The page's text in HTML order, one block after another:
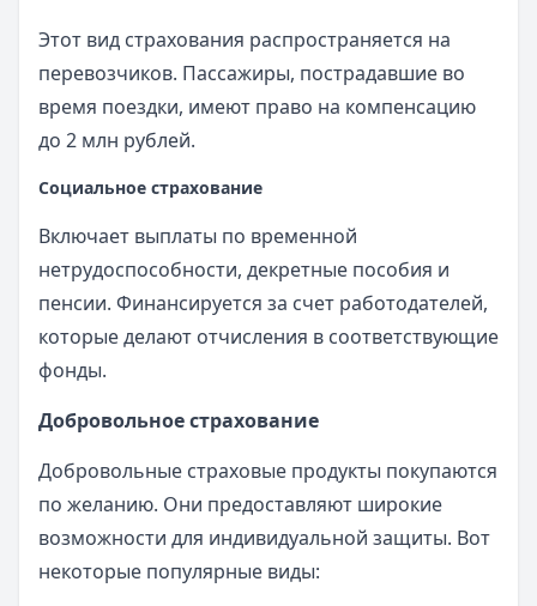
Этот вид страхования распространяется на
перевозчиков. Пассажиры, пострадавшие во
время поездки, имеют право на компенсацию
до 2 млн рублей.
Социальное страхование
Включает выплаты по временной
нетрудоспособности, декретные пособия и
пенсии. Финансируется за счет работодателей,
которые делают отчисления в соответствующие
фонды.
Добровольное страхование
Добровольные страховые продукты покупаются
по желанию. Они предоставляют широкие
возможности для индивидуальной защиты. Вот
некоторые популярные виды: